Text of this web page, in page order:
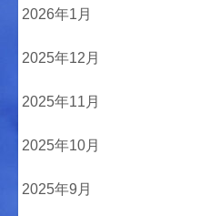
2026年1月
2025年12月
2025年11月
2025年10月
2025年9月